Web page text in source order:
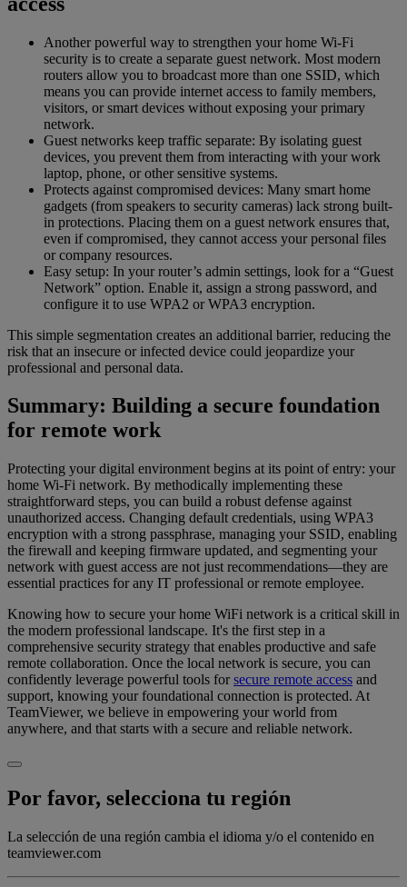
Another powerful way to strengthen your home Wi-Fi
security is to create a separate guest network. Most modern
routers allow you to broadcast more than one SSID, which
means you can provide internet access to family members,
visitors, or smart devices without exposing your primary
network.
Guest networks keep traffic separate: By isolating guest
devices, you prevent them from interacting with your work
laptop, phone, or other sensitive systems.
Protects against compromised devices: Many smart home
gadgets (from speakers to security cameras) lack strong built-
in protections. Placing them on a guest network ensures that,
even if compromised, they cannot access your personal files
or company resources.
Easy setup: In your router’s admin settings, look for a “Guest
Network” option. Enable it, assign a strong password, and
configure it to use WPA2 or WPA3 encryption.
This simple segmentation creates an additional barrier, reducing the
risk that an insecure or infected device could jeopardize your
professional and personal data.
Summary: Building a secure foundation
for remote work
Protecting your digital environment begins at its point of entry: your
home Wi-Fi network. By methodically implementing these
straightforward steps, you can build a robust defense against
unauthorized access. Changing default credentials, using WPA3
encryption with a strong passphrase, managing your SSID, enabling
the firewall and keeping firmware updated, and segmenting your
network with guest access are not just recommendations—they are
essential practices for any IT professional or remote employee.
Knowing how to secure your home WiFi network is a critical skill in
the modern professional landscape. It's the first step in a
comprehensive security strategy that enables productive and safe
remote collaboration. Once the local network is secure, you can
confidently leverage powerful tools forsecure remote access and
support, knowing your foundational connection is protected. At
TeamViewer, we believe in empowering your world from
anywhere, and that starts with a secure and reliable network.
Por favor, selecciona tu región
La selección de una región cambia el idioma y/o el contenido en
teamviewer.com